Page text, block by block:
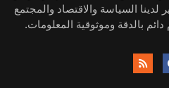
السياسة والاقتصاد والمجتمع
دائم بالدقة وموثوقية المعلومات.